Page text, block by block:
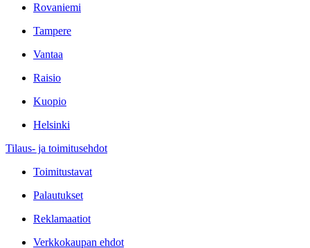
Rovaniemi
Tampere
Vantaa
Raisio
Kuopio
Helsinki
Tilaus- ja toimitusehdot
Toimitustavat
Palautukset
Reklamaatiot
Verkkokaupan ehdot